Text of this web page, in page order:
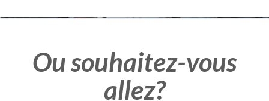
Ou souhaitez-vous
allez?